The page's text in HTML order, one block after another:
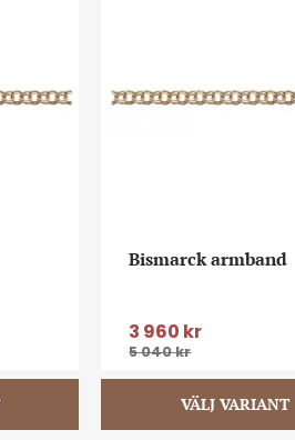
Bismarck armband
3 960 kr
5 040kr